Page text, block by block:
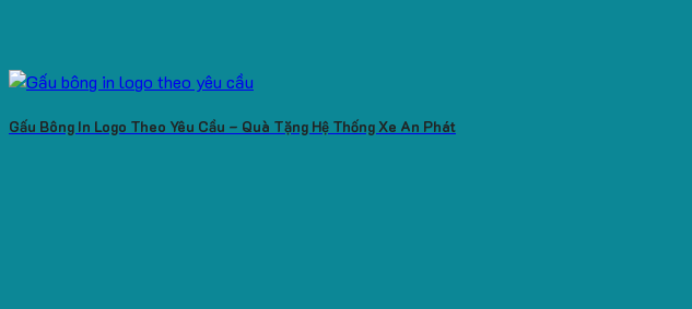
Gấu Bông In Logo Theo Yêu Cầu – Quà Tặng Hệ Thống Xe An Phát